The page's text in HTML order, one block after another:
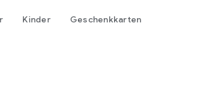
Kinder Geschenkkarten